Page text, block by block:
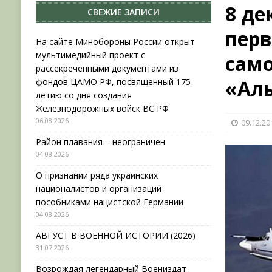
НОВОСТИ
[ 31.07.2026 ]
АВГУСТ В ВОЕННОЙ ИСТОРИИ
[ 19.07.2026 ]
[ 06.08.2026 ] На сайте Минобороны России
фондов ЦАМО РФ, посвященный 175-летию со
8
СВЕЖИЕ ЗАПИСИ
На сайте Минобороны России открыт
мультимедийный проект с
рассекреченными документами из
фондов ЦАМО РФ, посвященный 175-
летию со дня создания
Железнодорожных войск ВС РФ
06.08.2026
Район плавания – неограничен
04.08.2026
О признании ряда украинских
националистов и организаций
пособниками нацистской Германии
04.08.2026
АВГУСТ В ВОЕННОЙ ИСТОРИИ (2026)
31.07.2026
Возрождая легендарный Воениздат